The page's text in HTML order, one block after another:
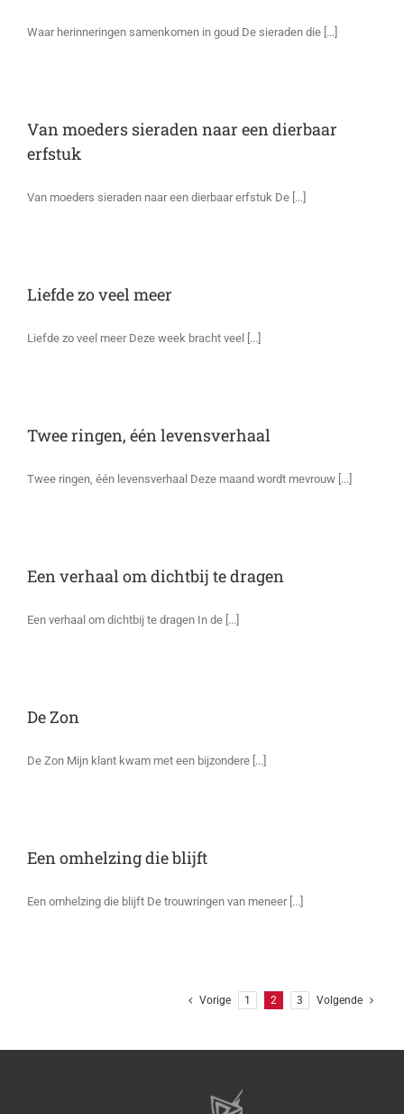
Waar herinneringen samenkomen in goud De sieraden die [...]
Van moeders sieraden naar een dierbaar
erfstuk
Van moeders sieraden naar een dierbaar erfstuk De [...]
Liefde zo veel meer
Liefde zo veel meer Deze week bracht veel [...]
Twee ringen, één levensverhaal
Twee ringen, één levensverhaal Deze maand wordt mevrouw [...]
Een verhaal om dichtbij te dragen
Een verhaal om dichtbij te dragen In de [...]
De Zon
De Zon Mijn klant kwam met een bijzondere [...]
Een omhelzing die blijft
Een omhelzing die blijft De trouwringen van meneer [...]
Vorige 1 2 3 Volgende